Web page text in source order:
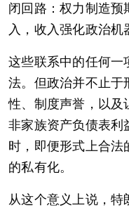
闭回路：权力制造预
入，收入强化政治机
这些联系中的任何一
法。但政治并不止于
性、制度声誉，以及
非家族资产负债表利
时，即便形式上合法
的私有化。
从这个意义上说，